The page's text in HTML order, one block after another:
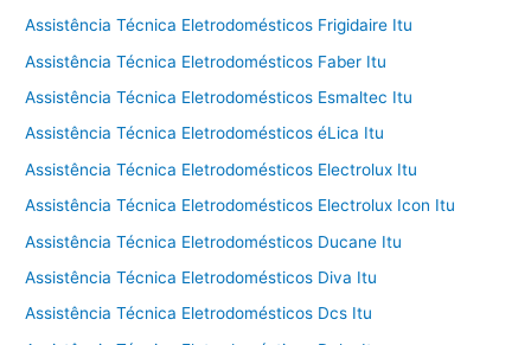
Assistência Técnica Eletrodomésticos Frigidaire Itu
Assistência Técnica Eletrodomésticos Faber Itu
Assistência Técnica Eletrodomésticos Esmaltec Itu
Assistência Técnica Eletrodomésticos éLica Itu
Assistência Técnica Eletrodomésticos Electrolux Itu
Assistência Técnica Eletrodomésticos Electrolux Icon Itu
Assistência Técnica Eletrodomésticos Ducane Itu
Assistência Técnica Eletrodomésticos Diva Itu
Assistência Técnica Eletrodomésticos Dcs Itu